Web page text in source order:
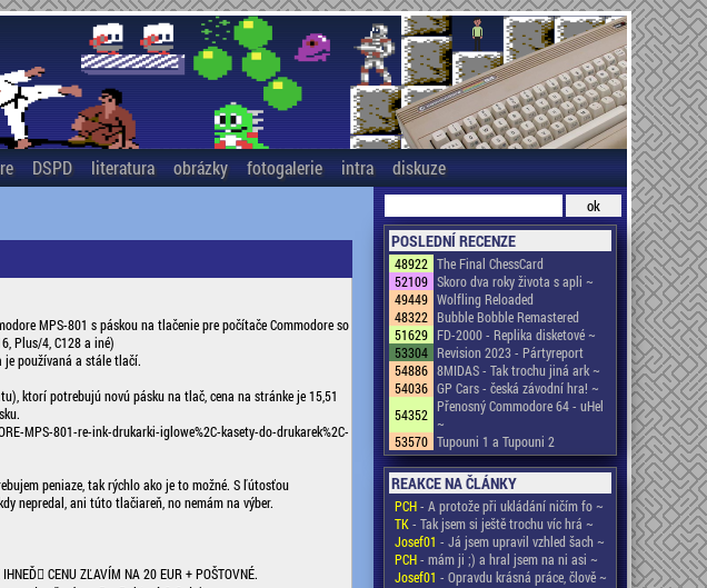
DSPD literatura obrázky fotogalerie intra diskuze
MPS-801 s páskou na tlačenie pre počítače Commodore so
Plus/4, C128 a iné)
je používaná a stále tlačí.
ktorí potrebujú novú pásku na tlač, cena na stránke je 15,51
MPS-801-re-ink-drukarki-iglowe%2C-kasety-do-drukarek%2C-
peniaze, tak rýchlo ako je to možné. S ľútosťou
nepredal, ani túto tlačiareň, no nemám na výber.
CENU ZĽAVÍM NA 20 EUR + POŠTOVNÉ.
POSLEDNÍ RECENZE
48922 The Final ChessCard
52109 Skoro dva roky života s apli ~
49449 Wolfling Reloaded
48322 Bubble Bobble Remastered
51629 FD-2000 - Replika disketové ~
53304 Revision 2023 - Pártyreport
54886 8MIDAS - Tak trochu jiná ark ~
54036 GP Cars - česká závodní hra! ~
54352 Přenosný Commodore 64 - uHel
~
53570 Tupouni 1 a Tupouni 2
REAKCE NA ČLÁNKY
PCH- A protože při ukládání ničím fo ~
TK- Tak jsem si ještě trochu víc hrá ~
Josef01 - Já jsem upravil vzhled šach ~
PCH- mám ji ;) a hral jsem na ni asi ~
Josef01 - Opravdu krásná práce, člově ~